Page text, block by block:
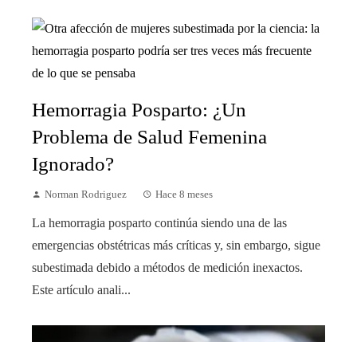
Hemorragia Posparto: ¿Un
Problema de Salud Femenina
Ignorado?
Norman Rodriguez Hace 8 meses
La hemorragia posparto continúa siendo una de las
emergencias obstétricas más críticas y, sin embargo, sigue
subestimada debido a métodos de medición inexactos.
Este artículo anali...